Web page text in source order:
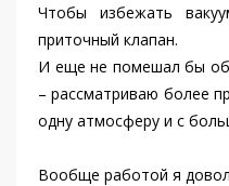
Чтобы избежать
приточный клапан.
И еще не помешал бы
– рассматриваю более
одну атмосферу и с
Вообще работой я